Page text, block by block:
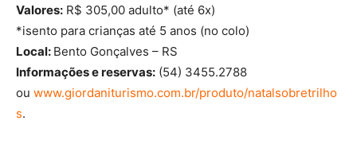
Valores: R$ 305,00 adulto* (até 6x)
*isento para crianças até 5 anos (no colo)
Local: Bento Gonçalves – RS
Informações e reservas: (54) 3455.2788
ou www.giordaniturismo.com.br/produto/natalsobretrilho
s.